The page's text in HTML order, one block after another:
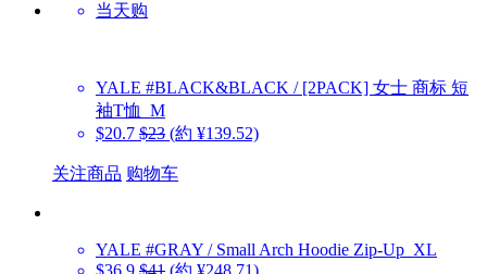
当天购
YALE #BLACK&BLACK / [2PACK] 女士 商标 短
袖T恤_M
$20.7 $23 (約 ¥139.52)
关注商品 购物车
YALE #GRAY / Small Arch Hoodie Zip-Up_XL